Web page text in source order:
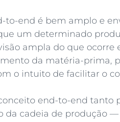
to-end é bem amplo e
um determinado
ampla do que ocorre
da matéria-prima,
o intuito de facilitar o
end-to-end tanto
da cadeia de produção